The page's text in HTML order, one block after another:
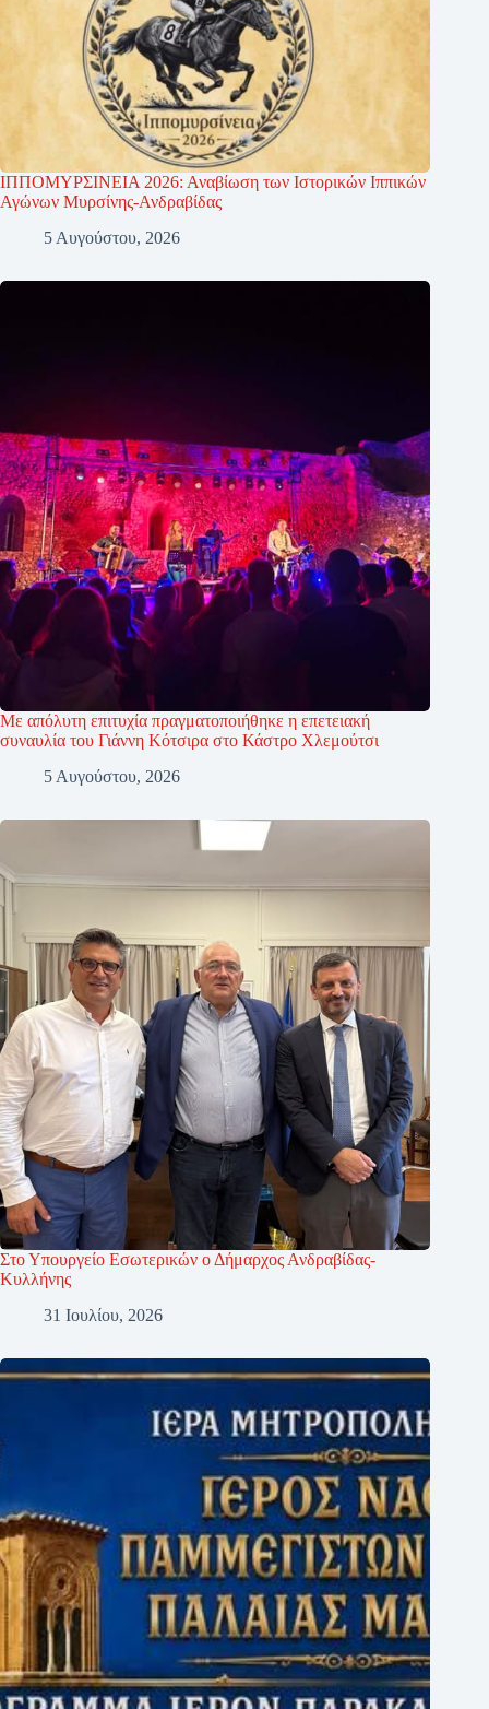
ΙΠΠΟΜΥΡΣΙΝΕΙΑ 2026: Αναβίωση των Ιστορικών Ιππικών
Αγώνων Μυρσίνης-Ανδραβίδας
5 Αυγούστου, 2026
Με απόλυτη επιτυχία πραγματοποιήθηκε η επετειακή
συναυλία του Γιάννη Κότσιρα στο Κάστρο Χλεμούτσι
5 Αυγούστου, 2026
Στο Υπουργείο Εσωτερικών ο Δήμαρχος Ανδραβίδας-
Κυλλήνης
31 Ιουλίου, 2026